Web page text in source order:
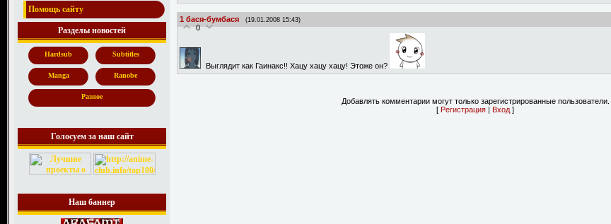
Помощь сайту
Разделы новостей
Hardsub Subtitles
Manga Ranobe
Разное
Голосуем за наш сайт
Наш баннер
1 бася-бумбася (19.01.2008 15:43)
0
Выглядит как Гаинакс!! Хацу хацу хацу! Этоже он?
Добавлять комментарии могут только зарегистрированные пользователи.
[ Регистрация | Вход ]